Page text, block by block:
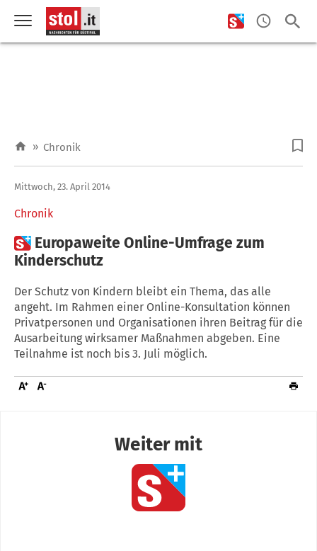
» Chronik
Chronik
Mittwoch, 23. April 2014
 Europaweite Online-Umfrage zum
Kinderschutz
Der Schutz von Kindern bleibt ein Thema, das alle
angeht. Im Rahmen einer Online-Konsultation können
Privatpersonen und Organisationen ihren Beitrag für die
Ausarbeitung wirksamer Maßnahmen abgeben. Eine
Teilnahme ist noch bis 3. Juli möglich.